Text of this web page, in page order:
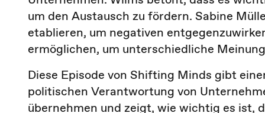
um den Austausch zu fördern. Sabine
etablieren, um negativen
ermöglichen, um unterschiedliche
Diese Episode von Shifting Minds gibt
politischen Verantwortung von
übernehmen und zeigt, wie wichtig es ist,